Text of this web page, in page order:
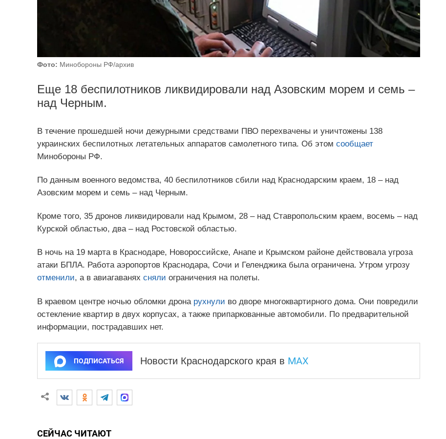
Фото: Минобороны РФ/архив
Еще 18 беспилотников ликвидировали над Азовским морем и семь –
над Черным.
В течение прошедшей ночи дежурными средствами ПВО перехвачены и уничтожены 138
украинских беспилотных летательных аппаратов самолетного типа. Об этом сообщает
Минобороны РФ.
По данным военного ведомства, 40 беспилотников сбили над Краснодарским краем, 18 – над
Азовским морем и семь – над Черным.
Кроме того, 35 дронов ликвидировали над Крымом, 28 – над Ставропольским краем, восемь – над
Курской областью, два – над Ростовской областью.
В ночь на 19 марта в Краснодаре, Новороссийске, Анапе и Крымском районе действовала угроза
атаки БПЛА. Работа аэропортов Краснодара, Сочи и Геленджика была ограничена. Утром угрозу
отменили, а в авиагаванях сняли ограничения на полеты.
В краевом центре ночью обломки дрона рухнули во дворе многоквартирного дома. Они повредили
остекление квартир в двух корпусах, а также припаркованные автомобили. По предварительной
информации, пострадавших нет.
ПОДПИСАТЬСЯ Новости Краснодарского края в MAX
СЕЙЧАС ЧИТАЮТ